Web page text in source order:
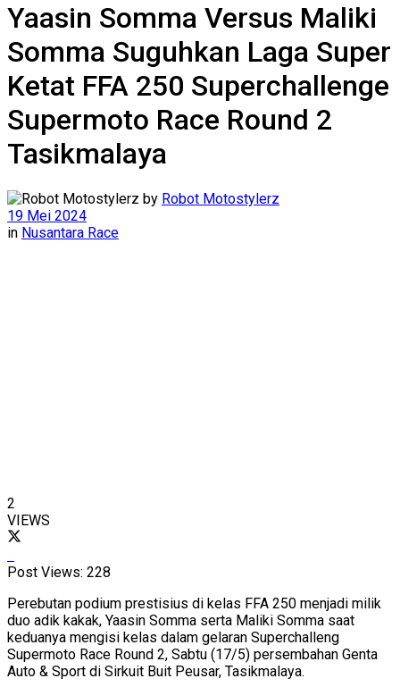
Yaasin Somma Versus Maliki
Somma Suguhkan Laga Super
Ketat FFA 250 Superchallenge
Supermoto Race Round 2
Tasikmalaya
by Robot Motostylerz
19 Mei 2024
in Nusantara Race
2
VIEWS
Post Views: 228
Perebutan podium prestisius di kelas FFA 250 menjadi milik
duo adik kakak, Yaasin Somma serta Maliki Somma saat
keduanya mengisi kelas dalam gelaran Superchalleng
Supermoto Race Round 2, Sabtu (17/5) persembahan Genta
Auto & Sport di Sirkuit Buit Peusar, Tasikmalaya.